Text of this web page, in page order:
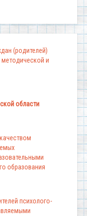
(родителей)
методической и
области
образования
психолого-